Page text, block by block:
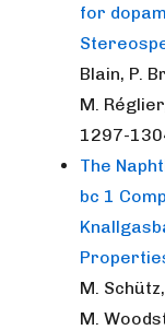
for
Blain, P.
M.
1297-
The
bc 1
M.
M.